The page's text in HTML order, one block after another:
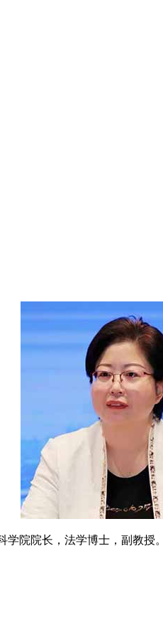
院院长，法学博士，副教授。